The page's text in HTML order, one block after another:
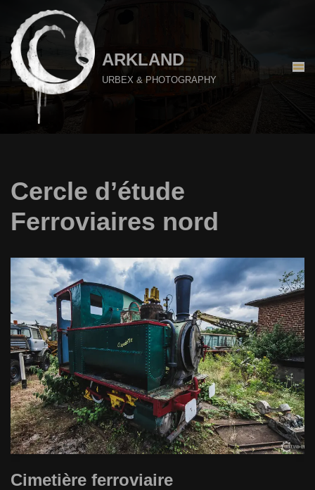
Aller
au
contenu
ARKLAND
URBEX & PHOTOGRAPHY
Cercle d’étude
Ferroviaires nord
Cimetière ferroviaire